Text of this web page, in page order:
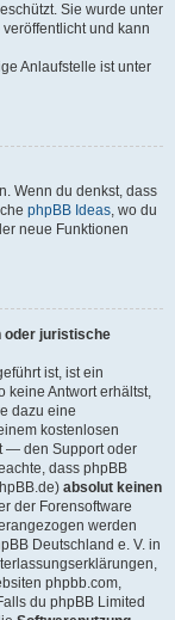
Sie wurde unter
und kann
Anlaufstelle ist unter
Wenn du denkst, dass
phpBB Ideas, wo du
neue Funktionen
oder juristische
ist, ist ein
keine Antwort erhältst,
dazu eine
kostenlosen
— den Support oder
dass phpBB
absolut keinen
der Forensoftware
werden
Deutschland e. V. in
phpbb.com,
du phpBB Limited